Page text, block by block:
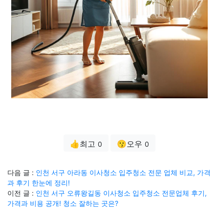
👍최고 0 😗오우 0
다음 글 : 인천 서구 아라동 이사청소 입주청소 전문 업체 비교, 가격
과 후기 한눈에 정리!
이전 글 : 인천 서구 오류왕길동 이사청소 입주청소 전문업체 후기,
가격과 비용 공개! 청소 잘하는 곳은?